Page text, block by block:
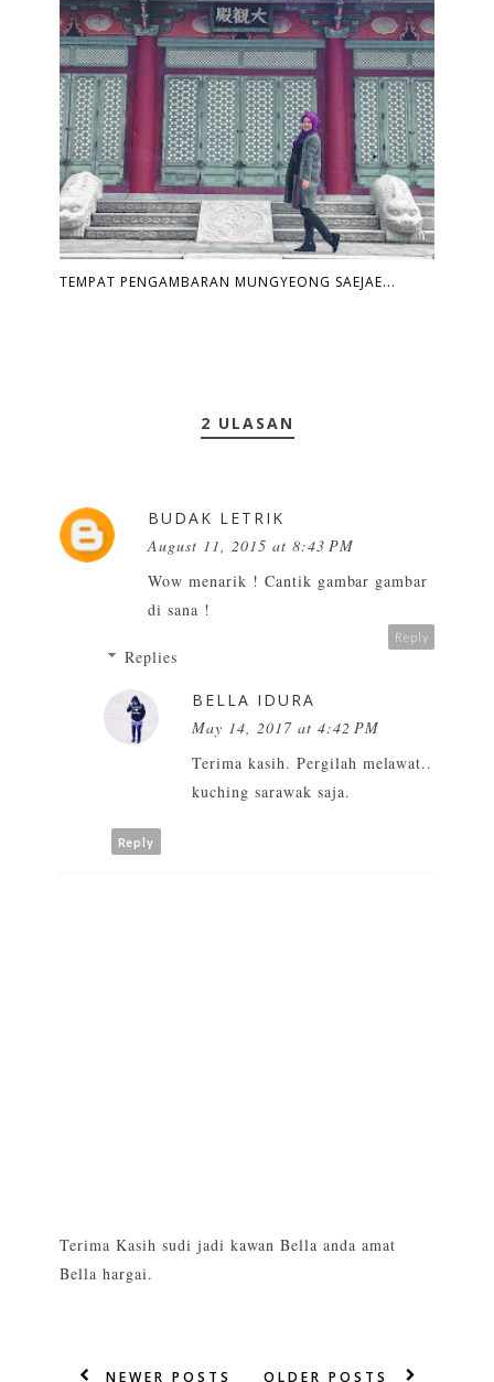
TEMPAT PENGAMBARAN MUNGYEONG SAEJAE...
2 ULASAN
BUDAK LETRIK
August 11, 2015 at 8:43 PM
Wow menarik ! Cantik gambar gambar
di sana !
Reply
Replies
BELLA IDURA
May 14, 2017 at 4:42 PM
Terima kasih. Pergilah melawat..
kuching sarawak saja.
Reply
Terima Kasih sudi jadi kawan Bella anda amat
Bella hargai.
NEWER POSTS OLDER POSTS